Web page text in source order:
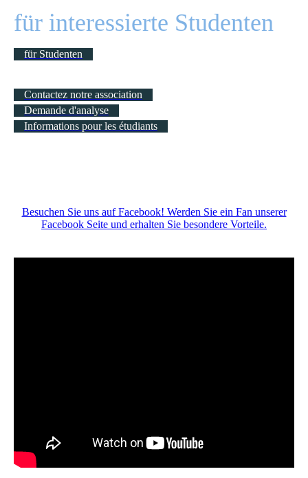
für interessierte Studenten
für Studenten
Contactez notre association
Demande d'analyse
Informations pour les étudiants
Besuchen Sie uns auf Facebook! Werden Sie ein Fan unserer
Facebook Seite und erhalten Sie besondere Vorteile.